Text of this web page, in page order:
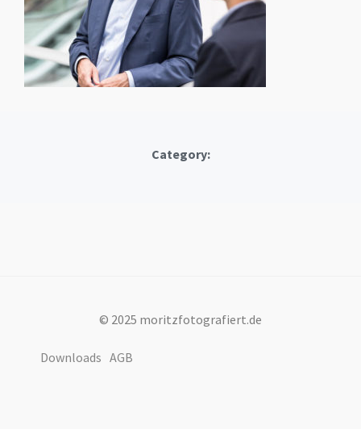
Category:
© 2025 moritzfotografiert.de
Downloads AGB